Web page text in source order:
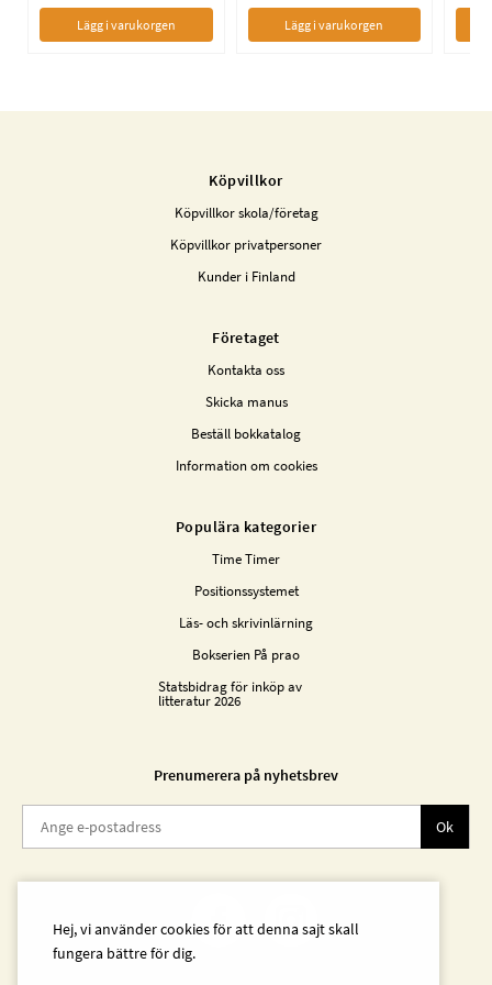
Lägg i varukorgen Lägg i varukorgen
Köpvillkor
Köpvillkor skola/företag
Köpvillkor privatpersoner
Kunder i Finland
Företaget
Kontakta oss
Skicka manus
Beställ bokkatalog
Information om cookies
Populära kategorier
Time Timer
Positionssystemet
Läs- och skrivinlärning
Bokserien På prao
Statsbidrag för inköp av
litteratur 2026
Prenumerera på nyhetsbrev
Ok
Hej, vi använder cookies för att denna sajt skall
fungera bättre för dig.